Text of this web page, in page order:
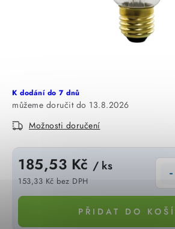
SVÍTIDLA domovní
LED osvětlení
SVÍTIDLA interiérová
K dodání do 7 dnů
13.8.2026
Možnosti doručení
185,53 Kč / ks
153,33 Kč bez DPH
Měrná cena:
PŘIDAT DO